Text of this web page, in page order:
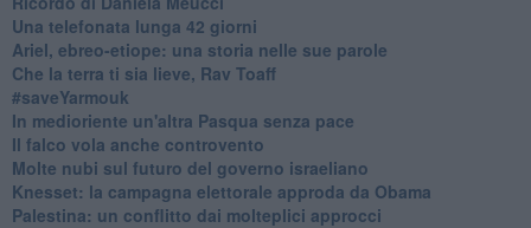
​Una telefonata lunga 42 giorni
​Ariel, ebreo-etiope: una storia nelle sue parole
Che la terra ti sia lieve, Rav Toaff
​#saveYarmouk
​In medioriente un'altra Pasqua senza pace
​Il falco vola anche controvento
Molte nubi sul futuro del governo israeliano
Knesset: la campagna elettorale approda da Obama
Palestina: un conflitto dai molteplici approcci